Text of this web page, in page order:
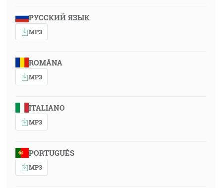
РУССКИЙ ЯЗЫК
MP3
ROMÂNA
MP3
ITALIANO
MP3
PORTUGUÊS
MP3